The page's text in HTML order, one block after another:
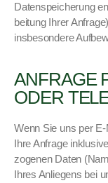
Daten­spe­icherung
beitung Ihrer
ins­beson­dere
ANFRAGE
ODER
Wenn Sie uns per
Ihre Anfrage
zo­ge­nen Dat­en
Ihres Anliegens bei